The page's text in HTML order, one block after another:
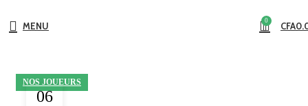
MENU 0 CFA
NOS JOUEURS
06